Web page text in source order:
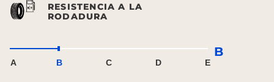
RESISTENCIA A LA
RODADURA
A B C D E
B